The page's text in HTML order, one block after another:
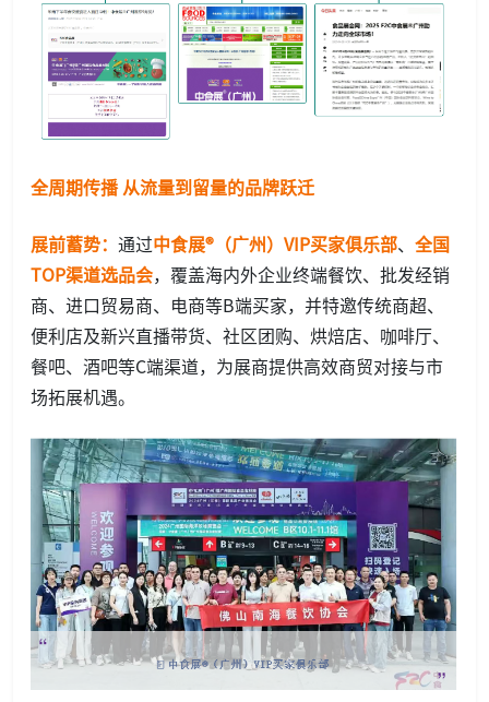
全周期传播 从流量到留量的品牌跃迁
展前蓄势： 通过中食展®（广州）VIP买家俱乐部、 全国
TOP渠道选品会，覆盖海内外企业终端餐饮、批发经销
商、进口贸易商、电商等B端买家，并特邀传统商超、
便利店及新兴直播带货、社区团购、烘焙店、咖啡厅、
餐吧、酒吧等C端渠道，为展商提供高效商贸对接与市
场拓展机遇。